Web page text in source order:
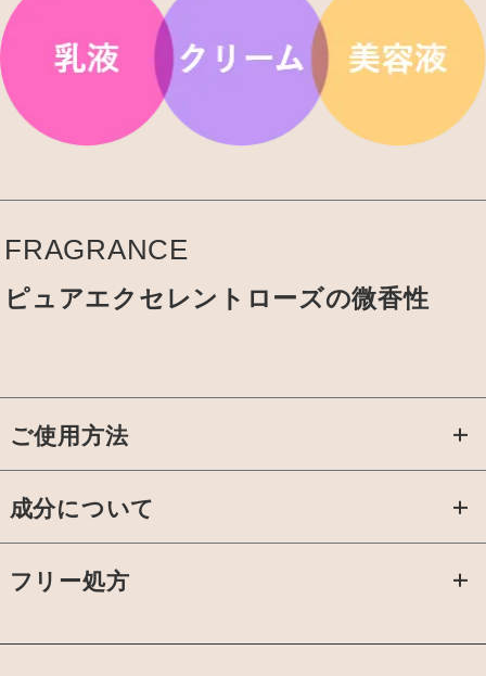
FRAGRANCE
ピュアエクセレントローズの微香性
ご使用方法
気になる部分を中心に肌にやさしくなじませてください。特に気
になる部分には重ねづけしてください。
成分について
カノール、パルミチン酸エチルヘキシル、セタノール、ジメチコ
ン、ポリクオタニウム−５１※1、セラミドＥＯＰ※2、セラミドＮ
ラーゲン、スフィンゴ脂質、パルミトイルペンタペプチド−４、
フリー処方